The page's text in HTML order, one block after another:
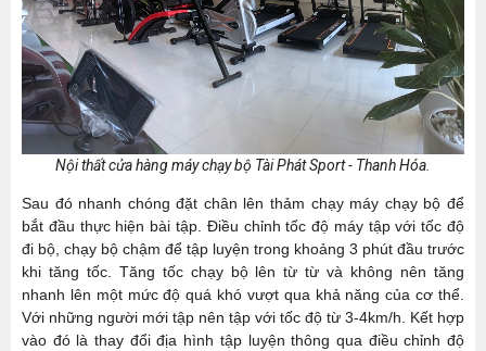
Nội thất cửa hàng máy chạy bộ Tài Phát Sport - Thanh Hóa.
Sau đó nhanh chóng đặt chân lên thảm chạy máy chạy bộ để
bắt đầu thực hiện bài tập. Điều chỉnh tốc độ máy tập với tốc độ
đi bộ, chạy bộ chậm để tập luyện trong khoảng 3 phút đầu trước
khi tăng tốc. Tăng tốc chạy bộ lên từ từ và không nên tăng
nhanh lên một mức độ quá khó vượt qua khả năng của cơ thể.
Với những người mới tập nên tập với tốc độ từ 3-4km/h. Kết hợp
vào đó là thay đổi địa hình tập luyện thông qua điều chỉnh độ